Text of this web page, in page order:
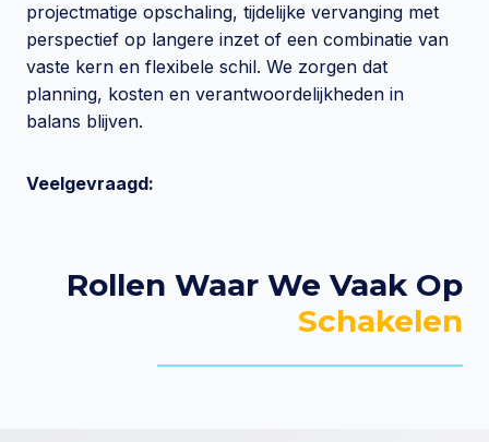
projectmatige opschaling, tijdelijke vervanging met
perspectief op langere inzet of een combinatie van
vaste kern en flexibele schil. We zorgen dat
planning, kosten en verantwoordelijkheden in
balans blijven.
Veelgevraagd:
Rollen Waar We Vaak Op
Schakelen